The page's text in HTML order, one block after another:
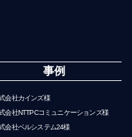
事例
会社カインズ様
会社NTTPCコミュニケーションズ様
会社ベルシステム24様